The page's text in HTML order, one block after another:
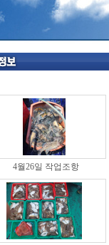
4월26일 작업조항